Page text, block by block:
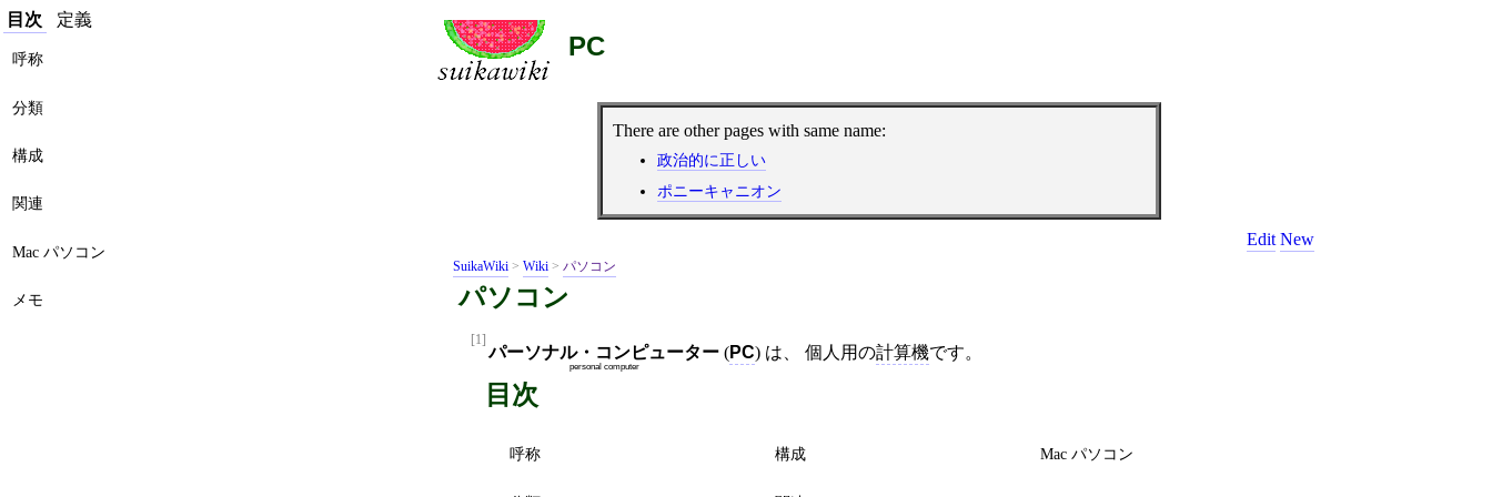
PC
There are other pages with same name:
政治的に正しい
ポニーキャニオン
Edit New
SuikaWiki > Wiki > パソコン
パソコン
[1]
パーソナル・コンピューター
personal computer
(PC) は、 個人用の計算機です。
目次
呼称 構成 Mac パソコン
目次 定義
呼称
分類
構成
関連
Mac パソコン
メモ